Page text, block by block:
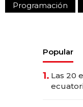
Programación
Popular
1. Las 20